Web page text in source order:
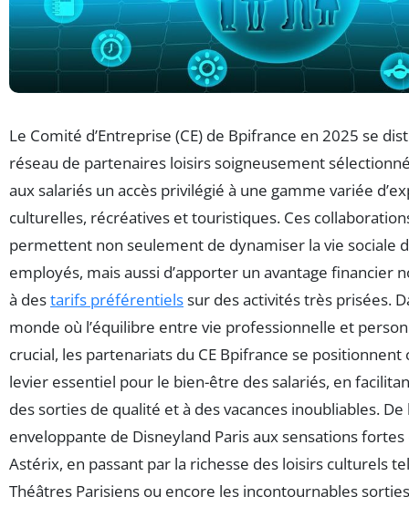
Le Comité d’Entreprise (CE) de Bpifrance en 2025 se
réseau de partenaires loisirs soigneusement
aux salariés un accès privilégié à une gamme variée
culturelles, récréatives et touristiques. Ces
permettent non seulement de dynamiser la vie sociale
employés, mais aussi d’apporter un avantage financier
à destarifs préférentielssur des activités très prisées.
monde où l’équilibre entre vie professionnelle et
crucial, les partenariats du CE Bpifrance se positionnent
levier essentiel pour le bien-être des salariés, en
des sorties de qualité et à des vacances inoubliables. De
enveloppante de Disneyland Paris aux sensations fortes
Astérix, en passant par la richesse des loisirs culturels
Théâtres Parisiens ou encore les incontournables